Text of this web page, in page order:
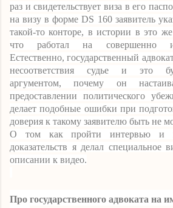
раз и свидетельствует виза в его
на визу в формеDS 160 заявитель
такой-то конторе, в истории в это
что работал на совершенно
Естественно, государственный
несоответствия судье и это
аргументом, почему он
предоставлении политического
делает подобные ошибки при
доверия к такому заявителю быть не
О том как пройти интервью и
доказательств я делал специальное
описании к видео.
Про государственного адвоката на